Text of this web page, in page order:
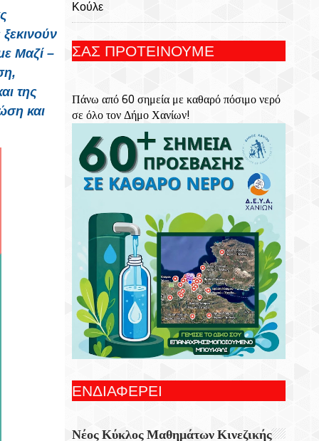
Μαζί –
της
και
Κούλε
Εμβληματικής Μονής, Του Χριστόφορου
Του Ριζαρείου Ιδρύματος
Συνεχίζονται Οι Δωρεάν Ξεναγήσεις Για
Ενήλικες Στη Δημοτική Πινακοθήκη
Χανίων
Γιορτή Εφτάζυμου Στην Κασταμονίτσα Με
Την Στήριξη Της Περιφέρειας Κρήτης
Οι Παραστάσεις Στα Κηποθέατρα Του
Δήμου Ηρακλείου,τη Δευτέρα 10
Αυγούστου 2026
Ξεκίνησε Η Ετήσια Έρευνα Επισκεπτών
Του Epaithros+ Για Τον Τουρισμό
Υπαίθρου Στην Ελλάδα
«Αυτοσχεδιασμοί» Με Τον Σωτήρη
Αλεξάκη Και Τον Αλέξανδρο Κανακάκη
ΣΑΣ ΠΡΟΤΕΙΝΟΥΜΕ
Πάνω από 60 σημεία με καθαρό πόσιμο νερό
σε όλο τον Δήμο Χανίων!
ΕΝΔΙΑΦΕΡΕΙ
Νέος Κύκλος Μαθημάτων Κινεζικής